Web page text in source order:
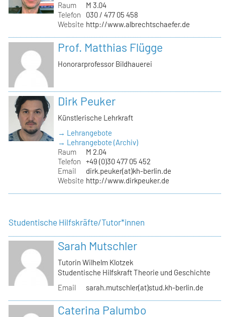
Raum
M 3.04
Telefon
030 / 477 05 458
Website http://www.albrechtschaefer.de
Prof. Matthias Flügge
Honorarprofessor Bildhauerei
Dirk Peuker
Künstlerische Lehrkraft
→ Lehrangebote
→ Lehrangebote (Archiv)
Raum
M 2.04
Telefon
+49 (0)30 477 05 452
Email
dirk.peuker(at)kh-berlin.de
Website http://www.dirkpeuker.de
Studentische Hilfskräfte/Tutor*innen
Sarah Mutschler
Tutorin Wilhelm Klotzek
Studentische Hilfskraft Theorie und Geschichte
Email
sarah.mutschler(at)stud.kh-berlin.de
Caterina Palumbo